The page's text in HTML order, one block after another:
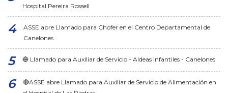
Hospital Pereira Rossell
ASSE abre Llamado para Chofer en el Centro Departamental de
Canelones
🔵 Llamado para Auxiliar de Servicio - Aldeas Infantiles - Canelones
🔴ASSE abre Llamado para Auxiliar de Servicio de Alimentación en